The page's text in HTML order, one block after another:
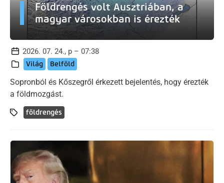
Földrengés volt Ausztriában, a
magyar városokban is érezték
2026. 07. 24., p – 07:38
Világ Belföld
Sopronból és Kőszegről érkezett bejelentés, hogy érezték
a földmozgást.
földrengés